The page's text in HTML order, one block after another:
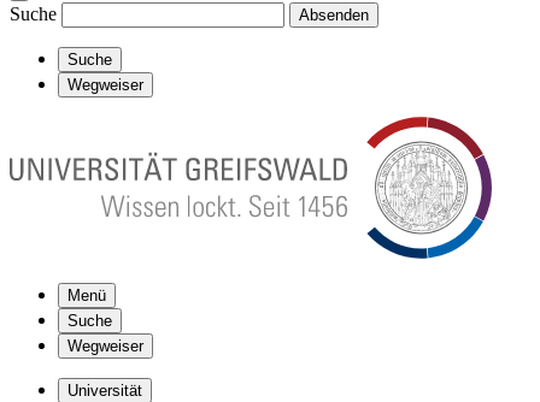
Suche Absenden
Suche
Wegweiser
Menü
Suche
Wegweiser
Universität